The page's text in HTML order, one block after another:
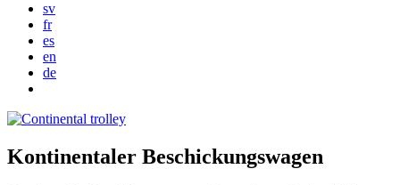
sv
fr
es
en
de
Kontinentaler Beschickungswagen